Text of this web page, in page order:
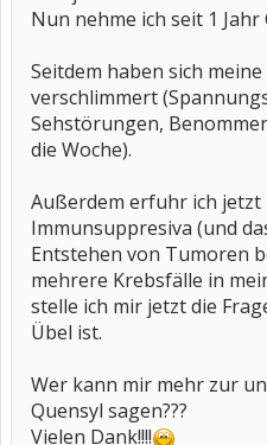
Nun nehme ich seit 1 Jahr
Seitdem haben sich
verschlimmert
Sehstörungen,
die Woche).
Außerdem erfuhr ich jetzt
Immunsuppresiva (und
Entstehen von Tumoren
mehrere Krebsfälle in
stelle ich mir jetzt die
Übel ist.
Wer kann mir mehr zur
Quensyl sagen???
Vielen Dank!!!!